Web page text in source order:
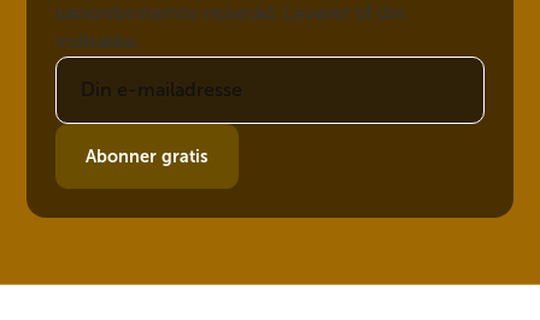
sæsonbestemte rejseråd. Leveret til din
indbakke.
Abonner gratis